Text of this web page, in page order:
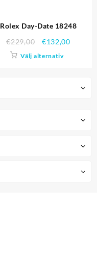
Rolex Day-Date 18248
€229,00 €132,00
Välj alternativ